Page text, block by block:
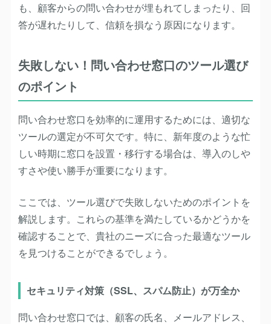
も、顧客からの問い合わせが埋もれてしまったり、回
答が遅れたりして、信頼を損なう原因になります。
失敗しない！問い合わせ窓口のツール選び
のポイント
問い合わせ窓口を効率的に運用するためには、適切な
ツールの選定が不可欠です。特に、新年度のような忙
しい時期に窓口を設置・移行する場合は、導入のしや
すさや使い勝手が重要になります。
ここでは、ツール選びで失敗しないためのポイントを
解説します。これらの基準を満たしているかどうかを
確認することで、貴社のニーズに合った最適なツール
を見つけることができるでしょう。
セキュリティ対策（SSL、スパム防止）が万全か
問い合わせ窓口では、顧客の氏名、メールアドレス、